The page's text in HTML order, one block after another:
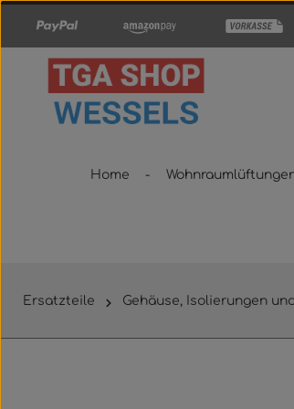
Hauptinhalt springen
Zur Hauptnavigation springen
Home
Ersatzteile Gehäuse, Isolierungen